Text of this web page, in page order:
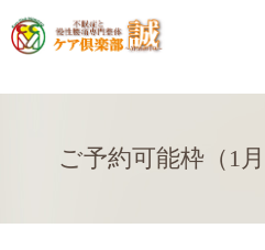
ご予約可能枠（1月